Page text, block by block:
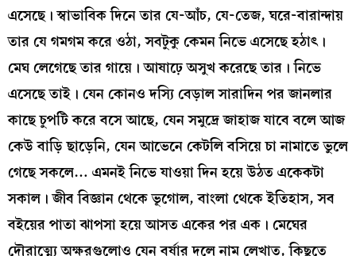
এসেছে। স্বাভাবিক দিনে তার যে-আঁচ, যে-তেজ, ঘরে-বারান্দায়
তার যে গমগম করে ওঠা, সবটুকু কেমন নিভে এসেছে হঠাৎ।
মেঘ লেগেছে তার গায়ে। আষাঢ়ে অসুখ করেছে তার। নিভে
এসেছে তাই। যেন কোনও দস্যি বেড়াল সারাদিন পর জানলার
কাছে চুপটি করে বসে আছে, যেন সমুদ্রে জাহাজ যাবে বলে আজ
কেউ বাড়ি ছাড়েনি, যেন আভেনে কেটলি বসিয়ে চা নামাতে ভুলে
গেছে সকলে… এমনই নিভে যাওয়া দিন হয়ে উঠত একেকটা
সকাল। জীব বিজ্ঞান থেকে ভূগোল, বাংলা থেকে ইতিহাস, সব
বইয়ের পাতা ঝাপসা হয়ে আসত একের পর এক। মেঘের
দৌরাত্ম্যে অক্ষরগুলোও যেন বর্ষার দলে নাম লেখাত, কিছুতে